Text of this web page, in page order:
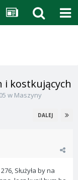
i kostkujących
w Maszyny
DALEJ
Służyła by na